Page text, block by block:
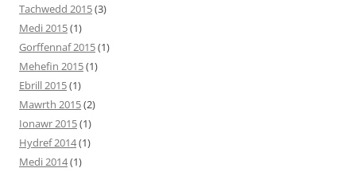
Tachwedd 2015(3)
Medi 2015(1)
Gorffennaf 2015(1)
Mehefin 2015(1)
Ebrill 2015(1)
Mawrth 2015(2)
Ionawr 2015(1)
Hydref 2014(1)
Medi 2014(1)